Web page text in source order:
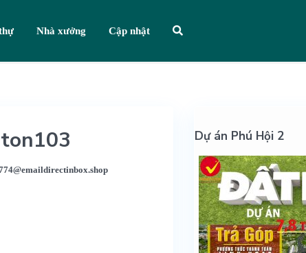
Nhà xưởng Cập nhật
Dự án Phú Hội 2